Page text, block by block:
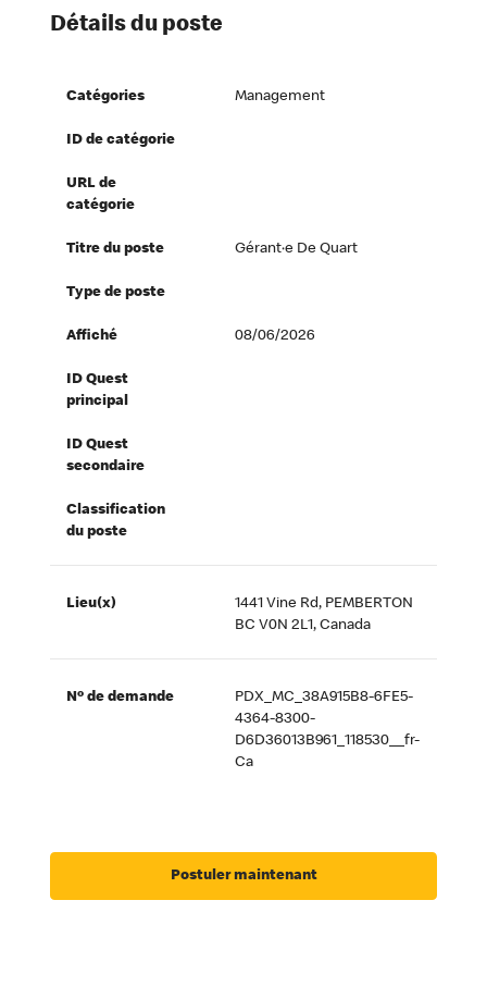
Détails du poste
Catégories Management
ID de catégorie
URL de
catégorie
Titre du poste Gérant·e De Quart
Type de poste
Affiché 08/06/2026
ID Quest
principal
ID Quest
secondaire
Classification
du poste
Lieu(x)
1441 Vine Rd, PEMBERTON
BC V0N 2L1, Canada
Nº de demande
PDX_MC_38A915B8-6FE5-
4364-8300-
D6D36013B961_118530__fr-
Ca
Postuler maintenant